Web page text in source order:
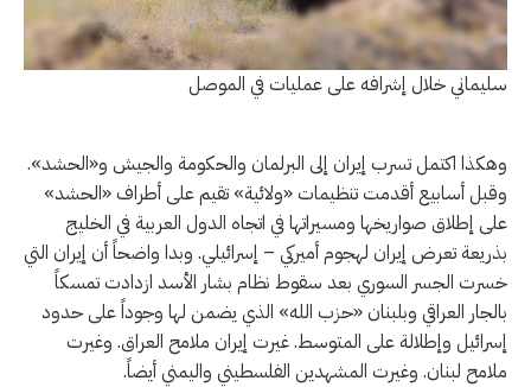
سليماني خلال إشرافه على عمليات في الموصل
وهكذا اكتمل تسرب إيران إلى البرلمان والحكومة والجيش و«الحشد».
وقبل أسابيع أقدمت تنظيمات «ولائية» تقيم على أطراف «الحشد»
على إطلاق صواريخها ومسيراتها في اتجاه الدول العربية في الخليج
بذريعة تعرض إيران لهجوم أميركي – إسرائيلي. وبدا واضحاً أن إيران التي
خسرت الجسر السوري بعد سقوط نظام بشار الأسد ازدادت تمسكاً
بالجار العراقي وبلبنان «حزب الله» الذي يضمن لها وجوداً على حدود
إسرائيل وإطلالة على المتوسط. غيرت إيران ملامح العراق. وغيرت
ملامح لبنان. وغيرت المشهدين الفلسطيني واليمني أيضاً.